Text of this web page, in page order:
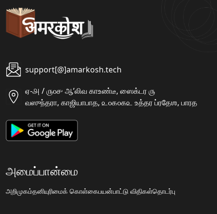
support[@]amarkosh.tech
ஏ-௮ / ௫௦௪ ஆʼலிவ காஉண்டீ, ஸைக்டர ௫
வஸுந்தரா, காஜியாபாத, ௨௦௧௦௧௨ உத்தர ப்ரதேஶ, பாரத
அமைப்பான்மை
அறிமுகம்தனியுரிமைக் கொள்கைபயன்பாட்டு விதிகள்தொடர்பு